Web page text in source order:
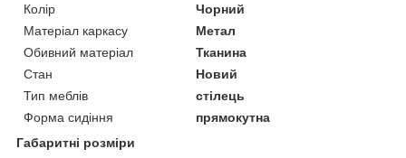
Колір
Чорний
Матеріал каркасу
Метал
Обивний матеріал
Тканина
Стан
Новий
Тип меблів
стілець
Форма сидіння
прямокутна
Габаритні розміри